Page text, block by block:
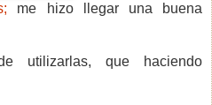
me hizo llegar una buena
utilizarlas, que haciendo